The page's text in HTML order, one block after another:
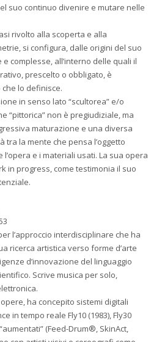
suo continuo divenire e mutare nelle
rivolto alla scoperta e alla
si configura, dalle origini del suo
complesse, all’interno delle quali il
prescelto o obbligato, è
lo definisce.
in senso lato “scultorea” e/o
“pittorica” non è pregiudiziale, ma
maturazione e una diversa
tra la mente che pensa l’oggetto
l’opera e i materiali usati. La sua opera
in progress, come testimonia il suo
l’approccio interdisciplinare che ha
ricerca artistica verso forme d’arte
d’innovazione del linguaggio
Scrive musica per solo,
ha concepito sistemi digitali
in tempo reale Fly10 (1983), Fly30
(Feed-Drum®, SkinAct,